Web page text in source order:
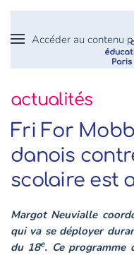
Accéder au contenu
actualités
Fri For
danois
scolaire est
Margot Neuvialle
qui va se déployer
du 18e. Ce programme